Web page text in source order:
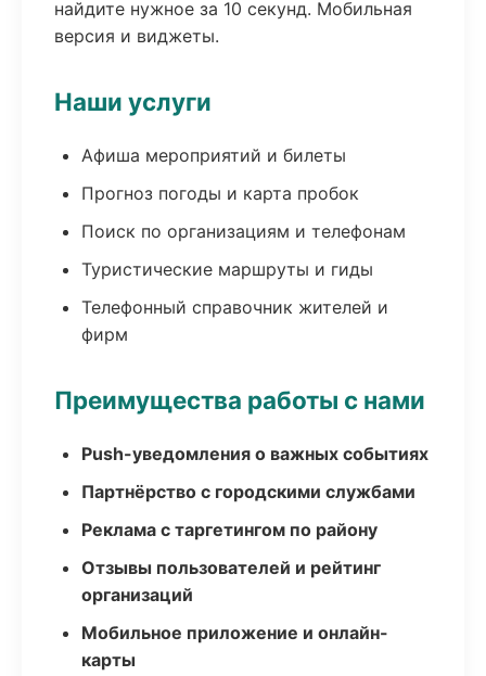
найдите нужное за 10 секунд. Мобильная
версия и виджеты.
Наши услуги
Афиша мероприятий и билеты
Прогноз погоды и карта пробок
Поиск по организациям и телефонам
Туристические маршруты и гиды
Телефонный справочник жителей и
фирм
Преимущества работы с нами
Push-уведомления о важных событиях
Партнёрство с городскими службами
Реклама с таргетингом по району
Отзывы пользователей и рейтинг
организаций
Мобильное приложение и онлайн-
карты